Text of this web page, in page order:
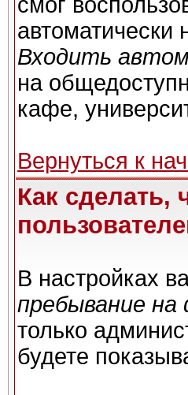
Входить
на
кафе,
Вернуться к
Как сделать,
В настройках
пребывание на
только
будете